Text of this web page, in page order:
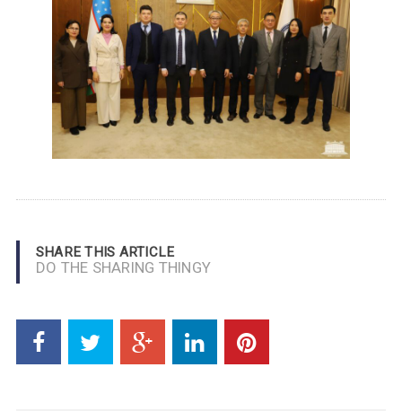
SHARE THIS ARTICLE
DO THE SHARING THINGY